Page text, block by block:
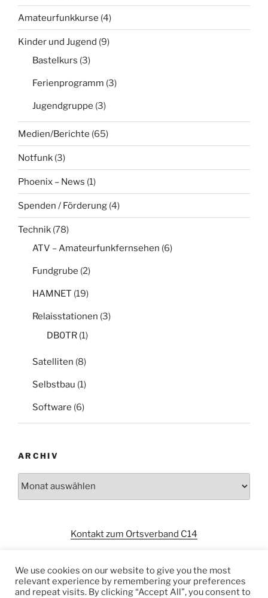
Amateurfunkkurse (4)
Kinder und Jugend (9)
Bastelkurs (3)
Ferienprogramm (3)
Jugendgruppe (3)
Medien/Berichte (65)
Notfunk (3)
Phoenix – News (1)
Spenden / Förderung (4)
Technik (78)
ATV – Amateurfunkfernsehen (6)
Fundgrube (2)
HAMNET (19)
Relaisstationen (3)
DB0TR (1)
Satelliten (8)
Selbstbau (1)
Software (6)
ARCHIV
Kontakt zum Ortsverband C14
We use cookies on our website to give you the most
relevant experience by remembering your preferences
and repeat visits. By clicking “Accept All”, you consent to